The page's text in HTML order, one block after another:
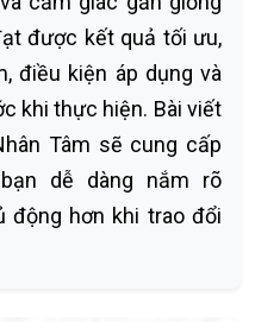
được kết quả tối ưu,
điều kiện áp dụng và
khi thực hiện. Bài viết
Tâm sẽ cung cấp
dễ dàng nắm rõ
động hơn khi trao đổi